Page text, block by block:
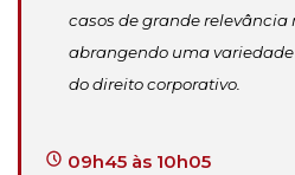
casos de grande relevância
abrangendo uma
do direito corporativo.
09h45 às 10h05